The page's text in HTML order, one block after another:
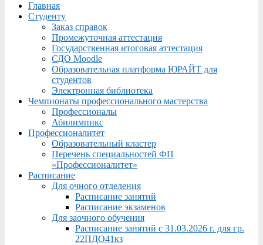
Menu
Главная
Студенту
Заказ справок
Промежуточная аттестация
Государственная итоговая аттестация
СДО Moodle
Образовательная платформа ЮРАЙТ для
студентов
Электронная библиотека
Чемпионаты профессионального мастерства
Профессионалы
Абилимпикс
Профессионалитет
Образовательный кластер
Перечень специальностей ФП
«Профессионалитет»
Расписание
Для очного отделения
Расписание занятий
Расписание экзаменов
Для заочного обучения
Расписание занятий с 31.03.2026 г. для гр.
22ПДО41кз